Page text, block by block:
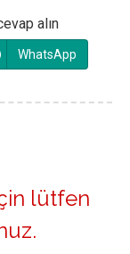
alın
WhatsApp
lütfen
.